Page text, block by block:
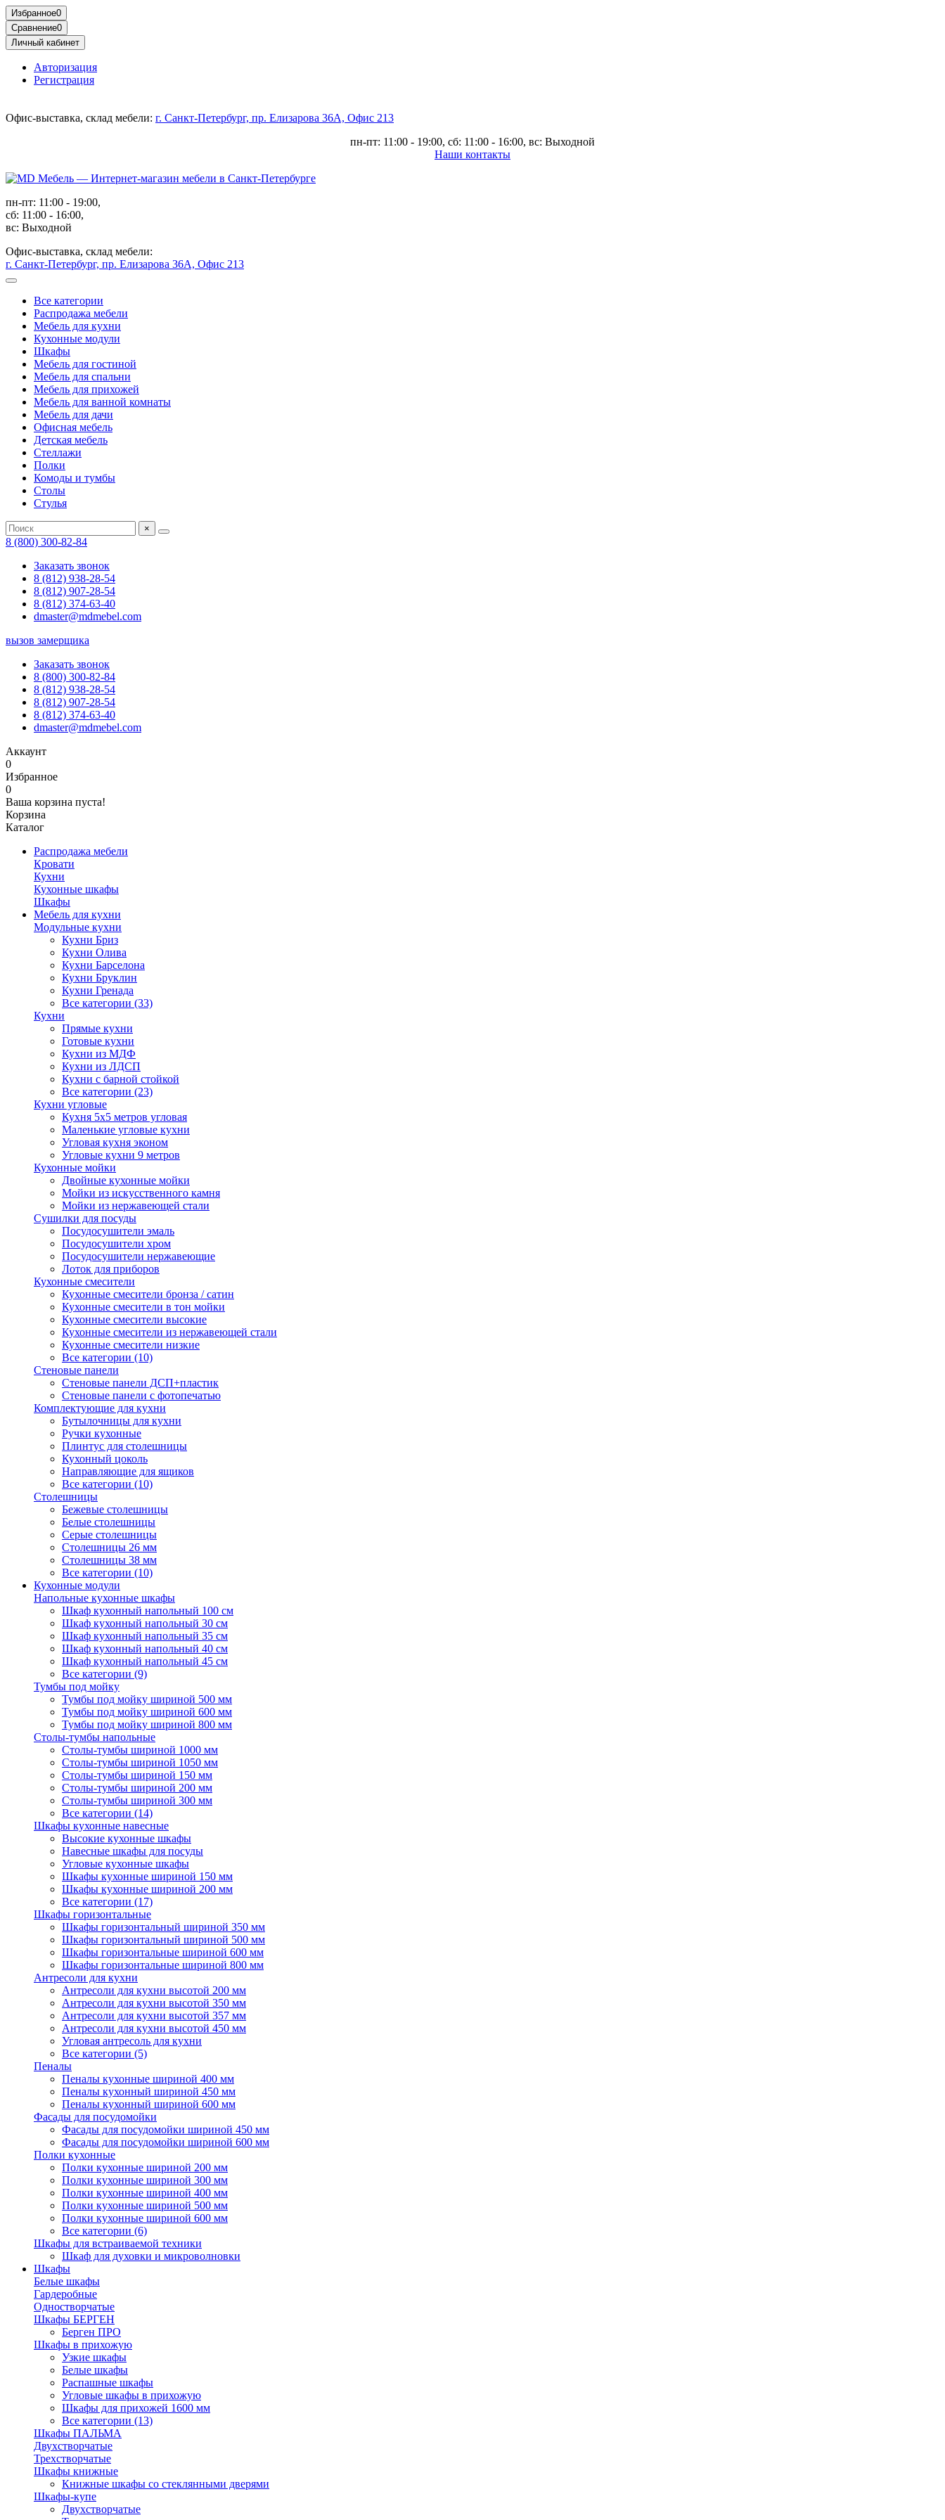
Избранное0
Сравнение0
Личный кабинет
Авторизация
Регистрация
Офис-выставка, склад мебели: г. Санкт-Петербург, пр. Елизарова 36А, Офис 213
пн-пт: 11:00 - 19:00, сб: 11:00 - 16:00, вс: Выходной
Наши контакты
пн-пт: 11:00 - 19:00,
сб: 11:00 - 16:00,
вс: Выходной
Офис-выставка, склад мебели:
г. Санкт-Петербург, пр. Елизарова 36А, Офис 213
Все категории
Распродажа мебели
Мебель для кухни
Кухонные модули
Шкафы
Мебель для гостиной
Мебель для спальни
Мебель для прихожей
Мебель для ванной комнаты
Мебель для дачи
Офисная мебель
Детская мебель
Стеллажи
Полки
Комоды и тумбы
Столы
Стулья
×
8 (800) 300-82-84
Заказать звонок
8 (812) 938-28-54
8 (812) 907-28-54
8 (812) 374-63-40
dmaster@mdmebel.com
вызов замерщика
Заказать звонок
8 (800) 300-82-84
8 (812) 938-28-54
8 (812) 907-28-54
8 (812) 374-63-40
dmaster@mdmebel.com
Аккаунт
0
Избранное
0
Ваша корзина пуста!
Корзина
Каталог
Распродажа мебели
Кровати
Кухни
Кухонные шкафы
Шкафы
Мебель для кухни
Модульные кухни
Кухни Бриз
Кухни Олива
Кухни Барселона
Кухни Бруклин
Кухни Гренада
Все категории (33)
Кухни
Прямые кухни
Готовые кухни
Кухни из МДФ
Кухни из ЛДСП
Кухни с барной стойкой
Все категории (23)
Кухни угловые
Кухня 5х5 метров угловая
Маленькие угловые кухни
Угловая кухня эконом
Угловые кухни 9 метров
Кухонные мойки
Двойные кухонные мойки
Мойки из искусственного камня
Мойки из нержавеющей стали
Сушилки для посуды
Посудосушители эмаль
Посудосушители хром
Посудосушители нержавеющие
Лоток для приборов
Кухонные смесители
Кухонные смесители бронза / сатин
Кухонные смесители в тон мойки
Кухонные смесители высокие
Кухонные смесители из нержавеющей стали
Кухонные смесители низкие
Все категории (10)
Стеновые панели
Стеновые панели ДСП+пластик
Стеновые панели с фотопечатью
Комплектующие для кухни
Бутылочницы для кухни
Ручки кухонные
Плинтус для столешницы
Кухонный цоколь
Направляющие для ящиков
Все категории (10)
Столешницы
Бежевые столешницы
Белые столешницы
Серые столешницы
Столешницы 26 мм
Столешницы 38 мм
Все категории (10)
Кухонные модули
Напольные кухонные шкафы
Шкаф кухонный напольный 100 см
Шкаф кухонный напольный 30 см
Шкаф кухонный напольный 35 см
Шкаф кухонный напольный 40 см
Шкаф кухонный напольный 45 см
Все категории (9)
Тумбы под мойку
Тумбы под мойку шириной 500 мм
Тумбы под мойку шириной 600 мм
Тумбы под мойку шириной 800 мм
Столы-тумбы напольные
Столы-тумбы шириной 1000 мм
Столы-тумбы шириной 1050 мм
Столы-тумбы шириной 150 мм
Столы-тумбы шириной 200 мм
Столы-тумбы шириной 300 мм
Все категории (14)
Шкафы кухонные навесные
Высокие кухонные шкафы
Навесные шкафы для посуды
Угловые кухонные шкафы
Шкафы кухонные шириной 150 мм
Шкафы кухонные шириной 200 мм
Все категории (17)
Шкафы горизонтальные
Шкафы горизонтальный шириной 350 мм
Шкафы горизонтальный шириной 500 мм
Шкафы горизонтальные шириной 600 мм
Шкафы горизонтальные шириной 800 мм
Антресоли для кухни
Антресоли для кухни высотой 200 мм
Антресоли для кухни высотой 350 мм
Антресоли для кухни высотой 357 мм
Антресоли для кухни высотой 450 мм
Угловая антресоль для кухни
Все категории (5)
Пеналы
Пеналы кухонные шириной 400 мм
Пеналы кухонный шириной 450 мм
Пеналы кухонный шириной 600 мм
Фасады для посудомойки
Фасады для посудомойки шириной 450 мм
Фасады для посудомойки шириной 600 мм
Полки кухонные
Полки кухонные шириной 200 мм
Полки кухонные шириной 300 мм
Полки кухонные шириной 400 мм
Полки кухонные шириной 500 мм
Полки кухонные шириной 600 мм
Все категории (6)
Шкафы для встраиваемой техники
Шкаф для духовки и микроволновки
Шкафы
Белые шкафы
Гардеробные
Одностворчатые
Шкафы БЕРГЕН
Берген ПРО
Шкафы в прихожую
Узкие шкафы
Белые шкафы
Распашные шкафы
Угловые шкафы в прихожую
Шкафы для прихожей 1600 мм
Все категории (13)
Шкафы ПАЛЬМА
Двухстворчатые
Трехстворчатые
Шкафы книжные
Книжные шкафы со стеклянными дверями
Шкафы-купе
Двухстворчатые